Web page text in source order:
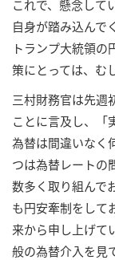
これで、懸念して
自身が踏み込んで
トランプ大統領
策にとっては、む
三村財務官は先週
ことに言及し、「
為替は間違いなく
つは為替レートの
数多く取り組んで
も円安牽制をして
来から申し上げて
般の為替介入を見